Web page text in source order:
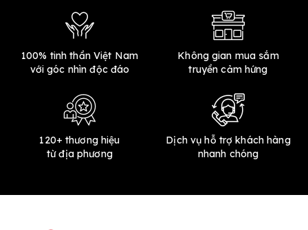
100% tinh thần Việt Nam
với góc nhìn độc đáo
Không gian mua sắm
truyền cảm hứng
120+ thương hiệu
từ địa phương
Dịch vụ hỗ trợ khách hàng
nhanh chóng